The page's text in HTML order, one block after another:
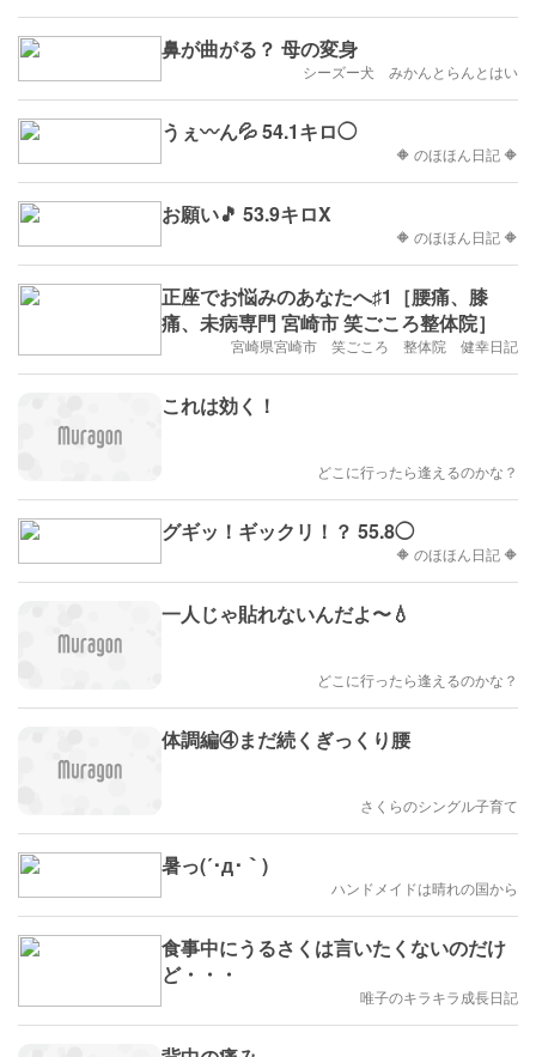
鼻が曲がる？ 母の変身
シーズー犬 みかんとらんとはい
うぇ〰️ん💦 54.1キロ◯
🔶 のほほん日記 🔶
お願い🎵 53.9キロX
🔶 のほほん日記 🔶
正座でお悩みのあなたへ♯1［腰痛、膝
痛、未病専門 宮崎市 笑ごころ整体院］
宮崎県宮崎市 笑ごころ 整体院 健幸日記
これは効く！
どこに行ったら逢えるのかな？
グギッ！ギックリ！？ 55.8◯
🔶 のほほん日記 🔶
一人じゃ貼れないんだよ〜💧
どこに行ったら逢えるのかな？
体調編④まだ続くぎっくり腰
さくらのシングル子育て
暑っ(´･д･｀)
ハンドメイドは晴れの国から
食事中にうるさくは言いたくないのだけ
ど・・・
唯子のキラキラ成長日記